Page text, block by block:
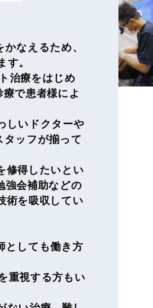
なえるため、
す。
治療をはじめ
で患者様によ
しいドクターや
タッフが揃って
修得したいとい
強会補助などの
術を吸収してい
としても働き方
重視する方もい